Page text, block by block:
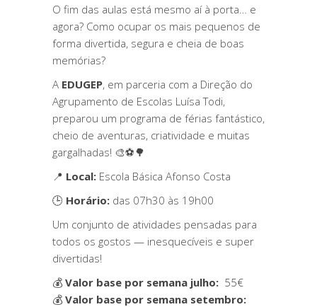
O fim das aulas está mesmo aí à porta… e
agora? Como ocupar os mais pequenos de
forma divertida, segura e cheia de boas
memórias?
A EDUGEP, em parceria com a Direção do
Agrupamento de Escolas Luísa Todi,
preparou um programa de férias fantástico,
cheio de aventuras, criatividade e muitas
gargalhadas! 🎨⚽🌳
📍 Local: Escola Básica Afonso Costa
🕒 Horário: das 07h30 às 19h00
Um conjunto de atividades pensadas para
todos os gostos — inesquecíveis e super
divertidas!
💰 Valor base por semana julho: 55€
💰 Valor base por semana setembro: